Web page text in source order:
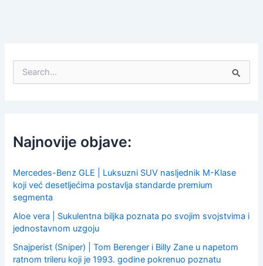
f
o
:
Najnovije objave:
Mercedes-Benz GLE | Luksuzni SUV nasljednik M-Klase
koji već desetljećima postavlja standarde premium
segmenta
Aloe vera | Sukulentna biljka poznata po svojim svojstvima i
jednostavnom uzgoju
Snajperist (Sniper) | Tom Berenger i Billy Zane u napetom
ratnom trileru koji je 1993. godine pokrenuo poznatu